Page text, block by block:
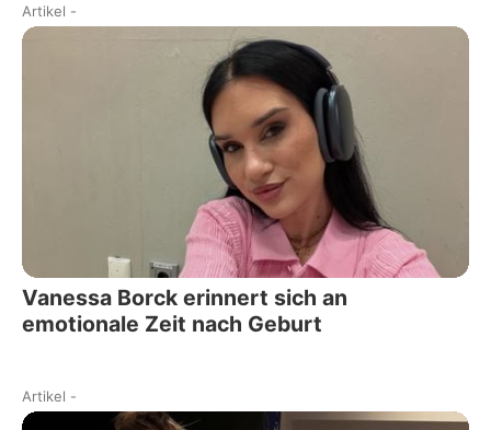
Artikel -
Vanessa Borck erinnert sich an
emotionale Zeit nach Geburt
Artikel -